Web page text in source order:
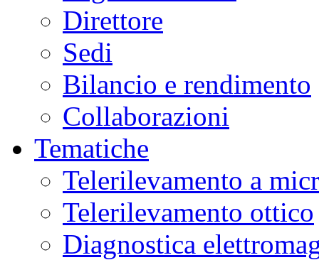
Direttore
Sedi
Bilancio e rendimento
Collaborazioni
Tematiche
Telerilevamento a
Telerilevamento ottico
Diagnostica